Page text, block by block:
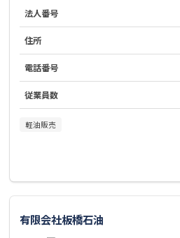
法人番号
住所
電話番号
従業員数
軽油販売
有限会社板橋石油